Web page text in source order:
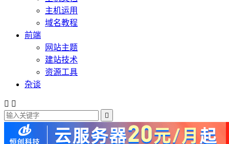
主机运用
域名教程
前端
网站主题
建站技术
资源工具
杂谈
 
